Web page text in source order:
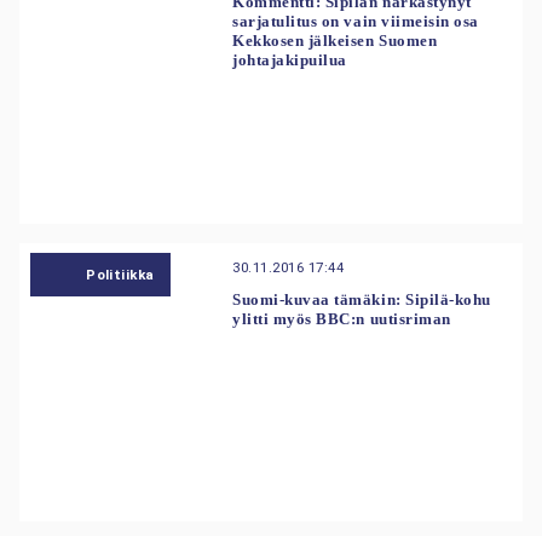
sarjatulitus on vain viimeisin osa
Kekkosen jälkeisen Suomen
johtajakipuilua
Politiikka 30.11.2016 17:44
Suomi-kuvaa tämäkin: Sipilä-kohu
ylitti myös BBC:n uutisriman